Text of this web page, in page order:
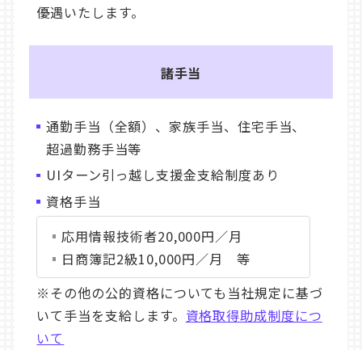
優遇いたします。
諸手当
通勤手当（全額）、家族手当、住宅手当、
超過勤務手当等
UIターン引っ越し支援金支給制度あり
資格手当
応用情報技術者20,000円／月
日商簿記2級10,000円／月 等
※その他の公的資格についても当社規定に基づ
いて手当を支給します。 資格取得助成制度につ
いて